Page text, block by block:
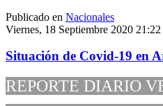
Publicado en Nacionales
Viernes, 18 Septiembre 2020 21:22
Situación de Covid-19 en
REPORTE DIARIO